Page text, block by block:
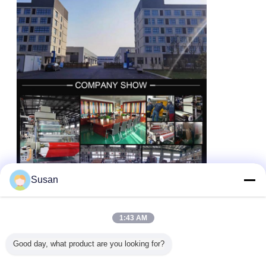
Susan
1:43 AM
Good day, what product are you looking for?